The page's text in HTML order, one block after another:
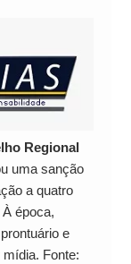
Regional
uma sanção
a quatro
época,
e
Fonte: